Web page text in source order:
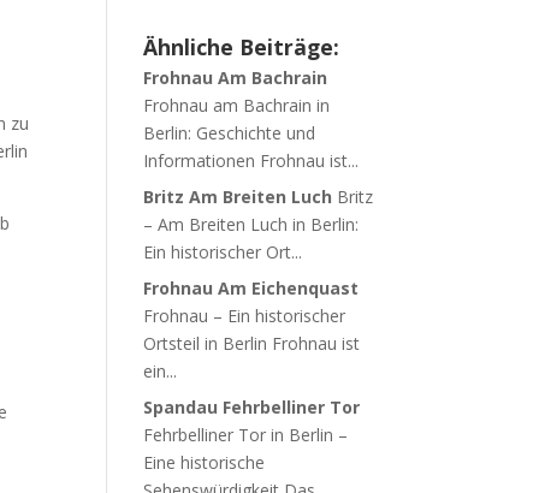
zu
Ähnliche Beiträge:
Frohnau Am Bachrain
Frohnau am Bachrain in
Berlin: Geschichte und
Informationen Frohnau ist...
Britz Am Breiten Luch Britz
– Am Breiten Luch in Berlin:
Ein historischer Ort...
Frohnau Am Eichenquast
Frohnau – Ein historischer
Ortsteil in Berlin Frohnau ist
ein...
Spandau Fehrbelliner Tor
Fehrbelliner Tor in Berlin –
Eine historische